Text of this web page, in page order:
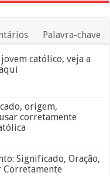
Palavra-chave
católico, veja a
origem,
corretamente
Significado, Oração,
Corretamente